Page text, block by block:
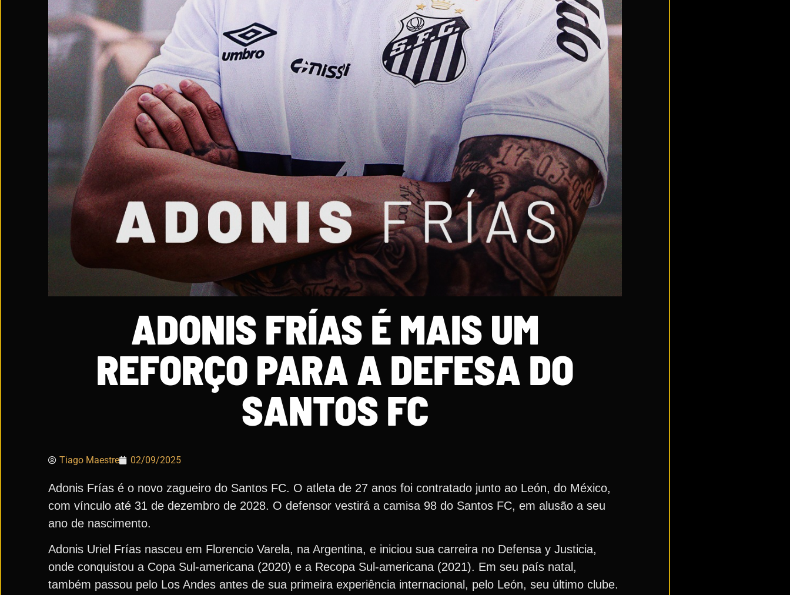
ADONIS FRÍAS É MAIS UM
REFORÇO PARA A DEFESA DO
SANTOS FC
Tiago Maestre 02/09/2025
Adonis Frías é o novo zagueiro do Santos FC. O atleta de 27 anos foi contratado junto ao León, do México,
com vínculo até 31 de dezembro de 2028. O defensor vestirá a camisa 98 do Santos FC, em alusão a seu
ano de nascimento.
Adonis Uriel Frías nasceu em Florencio Varela, na Argentina, e iniciou sua carreira no Defensa y Justicia,
onde conquistou a Copa Sul-americana (2020) e a Recopa Sul-americana (2021). Em seu país natal,
também passou pelo Los Andes antes de sua primeira experiência internacional, pelo León, seu último clube.